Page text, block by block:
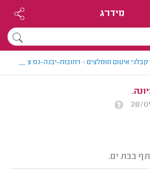
מידרג
קבלני איטום מומלצים> רחובות-יבנה-נס ציונה >
...
בבת ים.